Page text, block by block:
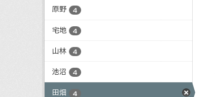
原野 4
宅地 4
山林 4
池沼 4
田畑 4